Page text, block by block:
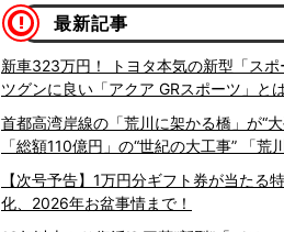
最新記事
新車323万円！ トヨタ本気の新型「ス
ツグンに良い「アクア GRスポーツ」と
首都高湾岸線の「荒川に架かる橋」が“
「総額110億円」の“世紀の大工事” 「
【次号予告】1万円分ギフト券が当たる
化、2026年お盆事情まで！